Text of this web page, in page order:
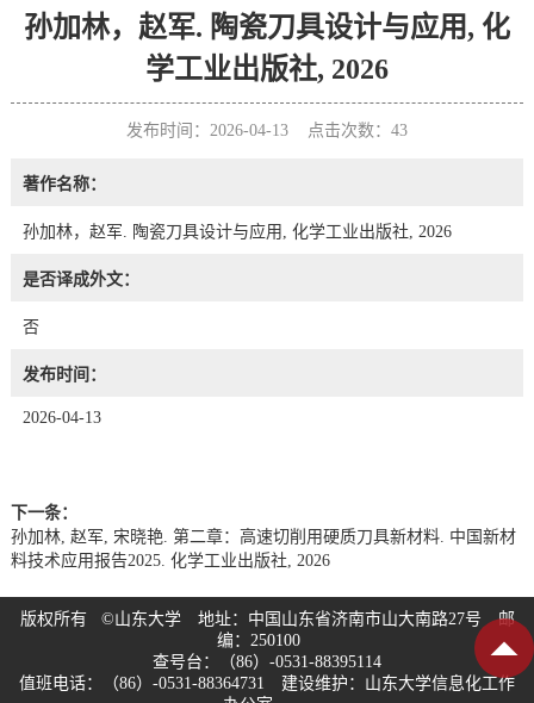
孙加林，赵军. 陶瓷刀具设计与应用, 化
学工业出版社, 2026
发布时间：2026-04-13 点击次数： 43
著作名称：
孙加林，赵军. 陶瓷刀具设计与应用, 化学工业出版社, 2026
是否译成外文：
否
发布时间：
2026-04-13
下一条：
孙加林, 赵军, 宋晓艳. 第二章：高速切削用硬质刀具新材料. 中国新材
料技术应用报告2025. 化学工业出版社, 2026
版权所有 ©山东大学 地址：中国山东省济南市山大南路27号 邮
编：250100
查号台：（86）-0531-88395114
值班电话：（86）-0531-88364731 建设维护：山东大学信息化工作